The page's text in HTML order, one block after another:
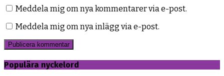
Meddela mig om nya kommentarer via e-post.
Meddela mig om nya inlägg via e-post.
Populära nyckelord